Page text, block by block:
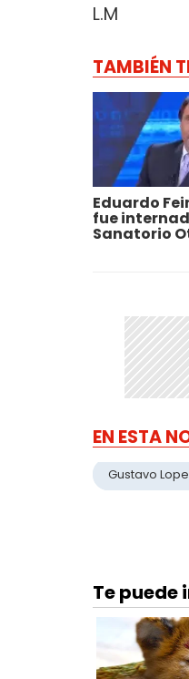
L.M
TAMBIÉN
Eduardo
fue
Sanatorio
EN ESTA
Gustavo